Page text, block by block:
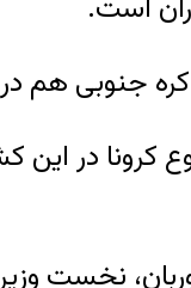
جنوبی هم
به جایگاه ۸۹‌ا